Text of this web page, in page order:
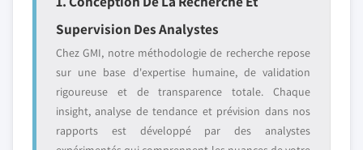
Supervision Des Analystes
Chez GMI, notre méthodologie de recherche repose
sur une base d'expertise humaine, de validation
rigoureuse et de transparence totale. Chaque
insight, analyse de tendance et prévision dans nos
rapports est développé par des analystes